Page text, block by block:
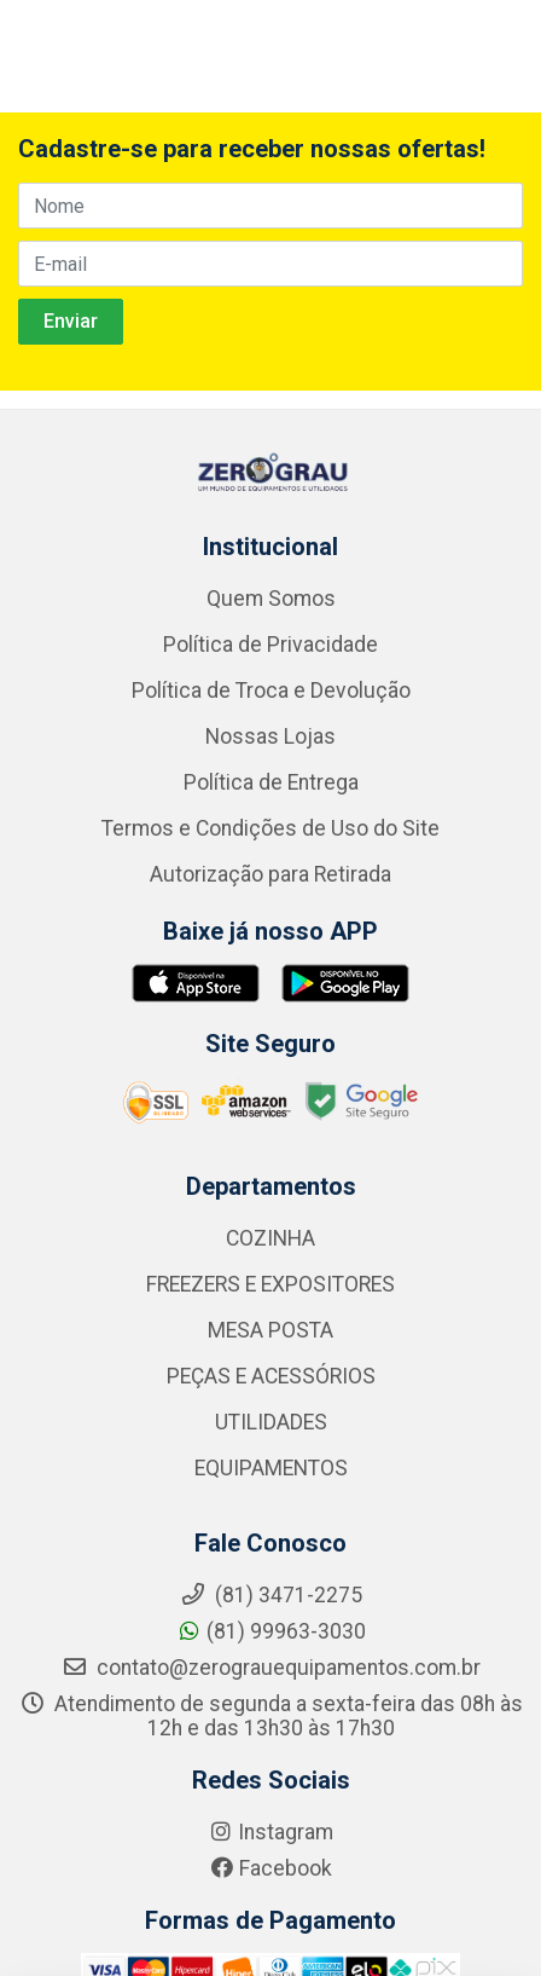
Cadastre-se para receber nossas ofertas!
Institucional
Quem Somos
Política de Privacidade
Política de Troca e Devolução
Nossas Lojas
Política de Entrega
Termos e Condições de Uso do Site
Autorização para Retirada
Baixe já nosso APP
Site Seguro
Departamentos
COZINHA
FREEZERS E EXPOSITORES
MESA POSTA
PEÇAS E ACESSÓRIOS
UTILIDADES
EQUIPAMENTOS
Fale Conosco
(81) 3471-2275
(81) 99963-3030
contato@zerograuequipamentos.com.br
Atendimento de segunda a sexta-feira das 08h às
12h e das 13h30 às 17h30
Redes Sociais
Instagram
Facebook
Formas de Pagamento